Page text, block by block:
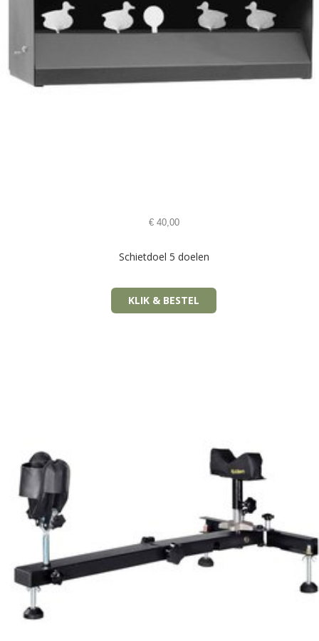
€40,00
Schietdoel 5 doelen
KLIK & BESTEL